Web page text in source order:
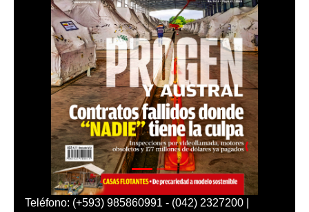
Teléfono: (+593) 985860991 - (042) 2327200 |